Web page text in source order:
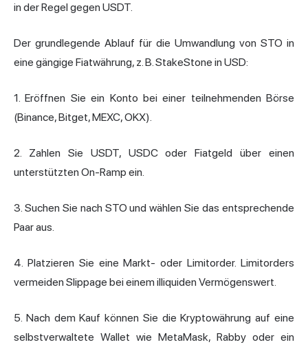
in der Regel gegen USDT.
Der grundlegende Ablauf für die Umwandlung von STO in
eine gängige Fiatwährung, z. B. StakeStone in USD:
1. Eröffnen Sie ein Konto bei einer teilnehmenden Börse
(Binance, Bitget, MEXC, OKX).
2. Zahlen Sie USDT, USDC oder Fiatgeld über einen
unterstützten On-Ramp ein.
3. Suchen Sie nach STO und wählen Sie das entsprechende
Paar aus.
4. Platzieren Sie eine Markt- oder Limitorder. Limitorders
vermeiden Slippage bei einem illiquiden Vermögenswert.
5. Nach dem Kauf können Sie die Kryptowährung auf eine
selbstverwaltete Wallet wie MetaMask, Rabby oder ein